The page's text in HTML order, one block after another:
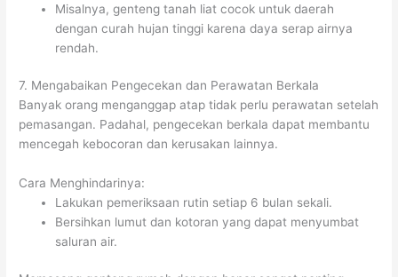
Misalnya, genteng tanah liat cocok untuk daerah
dengan curah hujan tinggi karena daya serap airnya
rendah.
7. Mengabaikan Pengecekan dan Perawatan Berkala
Banyak orang menganggap atap tidak perlu perawatan setelah
pemasangan. Padahal, pengecekan berkala dapat membantu
mencegah kebocoran dan kerusakan lainnya.
Cara Menghindarinya:
Lakukan pemeriksaan rutin setiap 6 bulan sekali.
Bersihkan lumut dan kotoran yang dapat menyumbat
saluran air.